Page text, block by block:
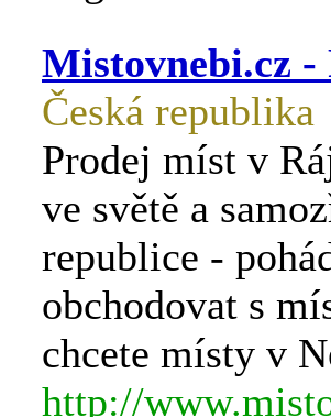
Mistovnebi.cz
Česká republika
Prodej míst v
ve světě a
republice -
obchodovat s
chcete místy v
http://